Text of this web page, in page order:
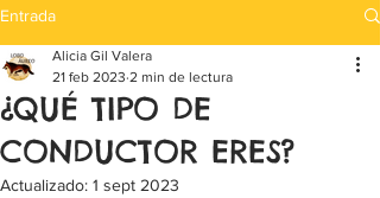
Entrada
¿QUÉ TIPO DE
CONDUCTOR ERES?
Alicia Gil Valera
21 feb 2023 2 min de lectura
Actualizado: 1 sept 2023